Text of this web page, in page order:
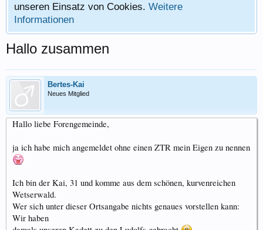
unseren Einsatz von Cookies. Weitere
Informationen
Hallo zusammen
Bertes-Kai
Neues Mitglied
Hallo liebe Forengemeinde,
ja ich habe mich angemeldet ohne einen ZTR mein Eigen zu nennen
Ich bin der Kai, 31 und komme aus dem schönen, kurvenreichen
Wetserwald.
Wer sich unter dieser Ortsangabe nichts genaues vorstellen kann:
Wir haben